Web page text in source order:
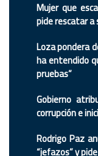
Mujer que
pide rescatar a
Loza pondera
ha entendido
pruebas”
Gobierno
corrupción e
Rodrigo Paz
“jefazos” y